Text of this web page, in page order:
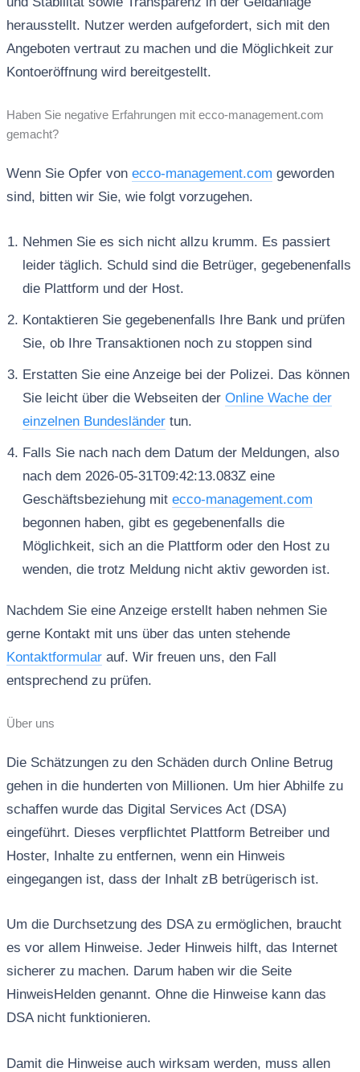
herausstellt. Nutzer werden aufgefordert, sich mit den
Angeboten vertraut zu machen und die Möglichkeit zur
Kontoeröffnung wird bereitgestellt.
Haben Sie negative Erfahrungen mit ecco-management.com
gemacht?
Wenn Sie Opfer von ecco-management.com geworden
sind, bitten wir Sie, wie folgt vorzugehen.
Nehmen Sie es sich nicht allzu krumm. Es passiert
leider täglich. Schuld sind die Betrüger, gegebenenfalls
die Plattform und der Host.
Kontaktieren Sie gegebenenfalls Ihre Bank und prüfen
Sie, ob Ihre Transaktionen noch zu stoppen sind
Erstatten Sie eine Anzeige bei der Polizei. Das können
Sie leicht über die Webseiten der Online Wache der
einzelnen Bundesländertun.
Falls Sie nach nach dem Datum der Meldungen, also
nach dem 2026-05-31T09:42:13.083Z eine
Geschäftsbeziehung mit ecco-management.com
begonnen haben, gibt es gegebenenfalls die
Möglichkeit, sich an die Plattform oder den Host zu
wenden, die trotz Meldung nicht aktiv geworden ist.
Nachdem Sie eine Anzeige erstellt haben nehmen Sie
gerne Kontakt mit uns über das unten stehende
Kontaktformularauf. Wir freuen uns, den Fall
entsprechend zu prüfen.
Über uns
Die Schätzungen zu den Schäden durch Online Betrug
gehen in die hunderten von Millionen. Um hier Abhilfe zu
schaffen wurde das Digital Services Act (DSA)
eingeführt. Dieses verpflichtet Plattform Betreiber und
Hoster, Inhalte zu entfernen, wenn ein Hinweis
eingegangen ist, dass der Inhalt zB betrügerisch ist.
Um die Durchsetzung des DSA zu ermöglichen, braucht
es vor allem Hinweise. Jeder Hinweis hilft, das Internet
sicherer zu machen. Darum haben wir die Seite
HinweisHelden genannt. Ohne die Hinweise kann das
DSA nicht funktionieren.
Damit die Hinweise auch wirksam werden, muss allen